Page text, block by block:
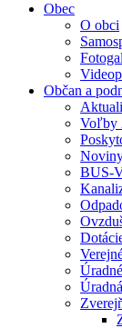
Obec
O obci
Občan a
Voľby
BUS-